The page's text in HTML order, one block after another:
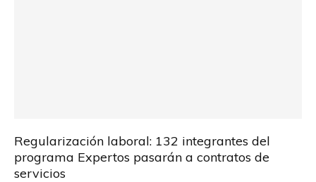
Regularización laboral: 132 integrantes del
programa Expertos pasarán a contratos de
servicios